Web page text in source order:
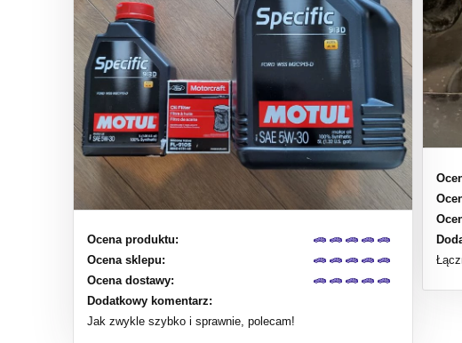
Ocena produktu:
Ocena sklepu:
Ocena dostawy:
Dodatkowy komentarz:
Jak zwykle szybko i sprawnie, polecam!